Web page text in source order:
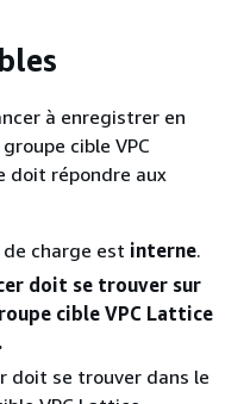
à enregistrer en
cible VPC
doit répondre aux
charge est interne.
doit se trouver sur
cible VPC Lattice
doit se trouver dans le